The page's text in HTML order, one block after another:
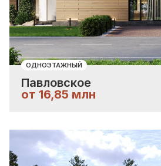
ОДНОЭТАЖНЫЙ
Павловское
от 16,85 млн